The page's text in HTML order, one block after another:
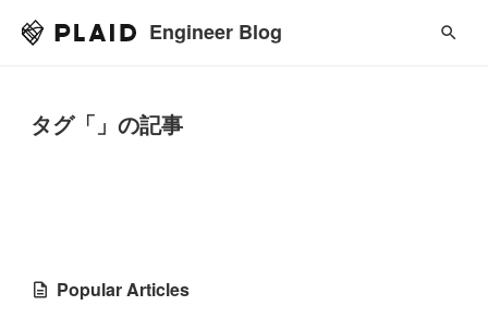
Engineer Blog
タグ「」の記事
Popular Articles